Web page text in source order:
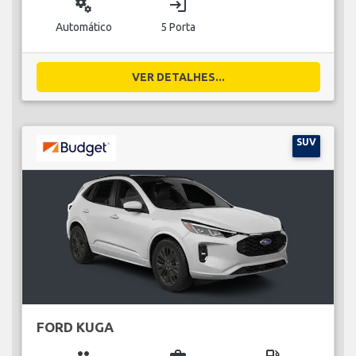
miscellaneous_services
Automático
login
5 Porta
VER DETALHES...
SUV
FORD KUGA